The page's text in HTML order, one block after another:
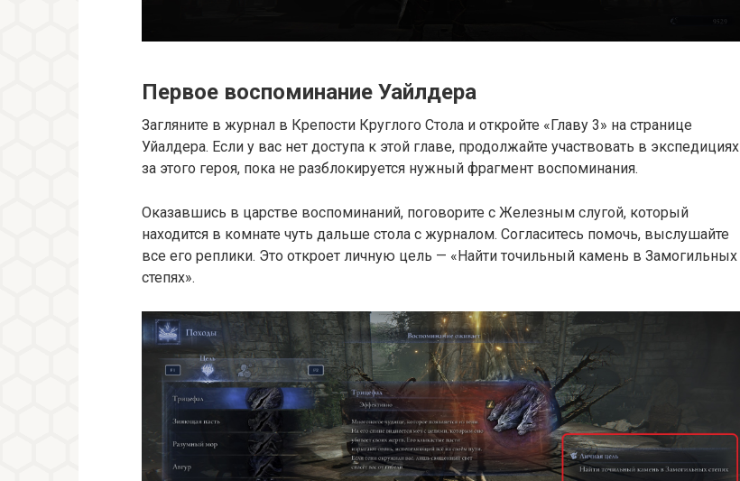
Первое воспоминание Уайлдера
Загляните в журнал в Крепости Круглого Стола и откройте «Главу 3» на странице
Уйалдера. Если у вас нет доступа к этой главе, продолжайте участвовать в экспедициях
за этого героя, пока не разблокируется нужный фрагмент воспоминания.
Оказавшись в царстве воспоминаний, поговорите с Железным слугой, который
находится в комнате чуть дальше стола с журналом. Согласитесь помочь, выслушайте
все его реплики. Это откроет личную цель — «Найти точильный камень в Замогильных
степях».